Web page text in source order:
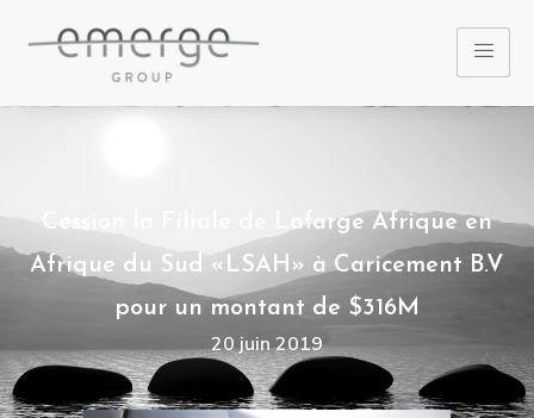
Cession la Filiale de Lafarge Afrique en
Afrique du Sud «LSAH» à Caricement B.V
pour un montant de $316M
20 juin 2019